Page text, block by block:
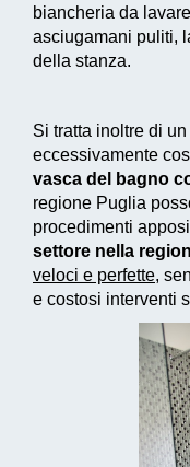
biancheria da
asciugamani puliti,
della stanza.
Si tratta inoltre di un
eccessivamente
vasca del bagno
regione Puglia
procedimenti
settore nella
veloci e perfette,
e costosi interventi